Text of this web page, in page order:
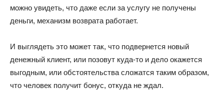
можно увидеть, что даже если за услугу не получены
деньги, механизм возврата работает.
И выглядеть это может так, что подвернется новый
денежный клиент, или позовут куда-то и дело окажется
выгодным, или обстоятельства сложатся таким образом,
что человек получит бонус, откуда не ждал.